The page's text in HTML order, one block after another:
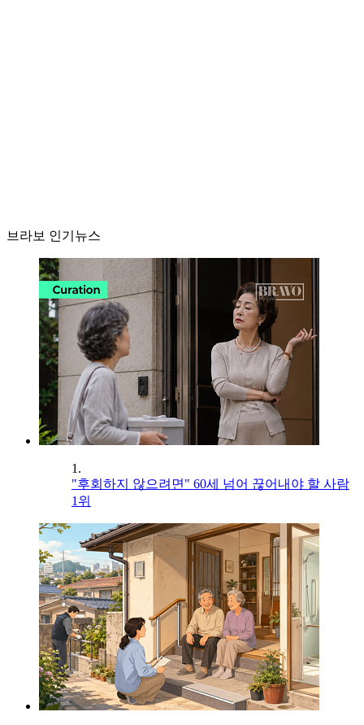
브라보 인기뉴스
1.
"후회하지 않으려면" 60세 넘어 끊어내야 할 사람
1위